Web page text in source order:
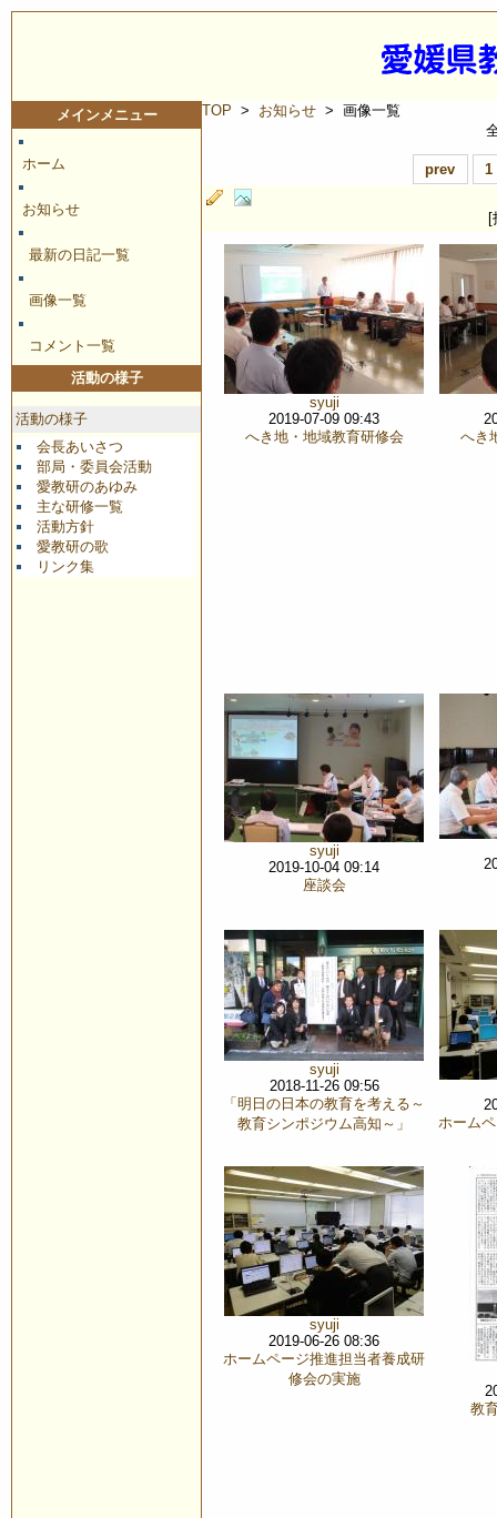
メインメニュー
ホーム
お知らせ
最新の日記一覧
画像一覧
コメント一覧
活動の様子
活動の様子
会長あいさつ
部局・委員会活動
愛教研のあゆみ
主な研修一覧
活動方針
愛教研の歌
リンク集
TOP > お知らせ > 画像一覧
prev 1
[
syuji
2019-07-09 09:43
へき地・地域教育研修会
へき
syuji
2019-10-04 09:14
座談会
syuji
2018-11-26 09:56
「明日の日本の教育を考える～
教育シンポジウム高知～」
ホーム
syuji
2019-06-26 08:36
ホームページ推進担当者養成研
修会の実施
教